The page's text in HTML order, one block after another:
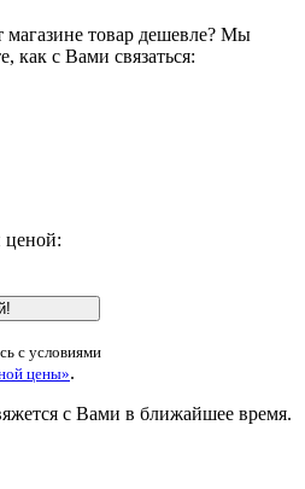
магазине товар дешевле? Мы
как с Вами связаться:
ценой:
с условиями
цены».
с Вами в ближайшее время.